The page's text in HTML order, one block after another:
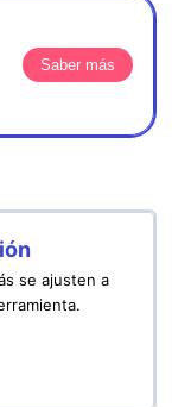
Saber más
se ajusten a